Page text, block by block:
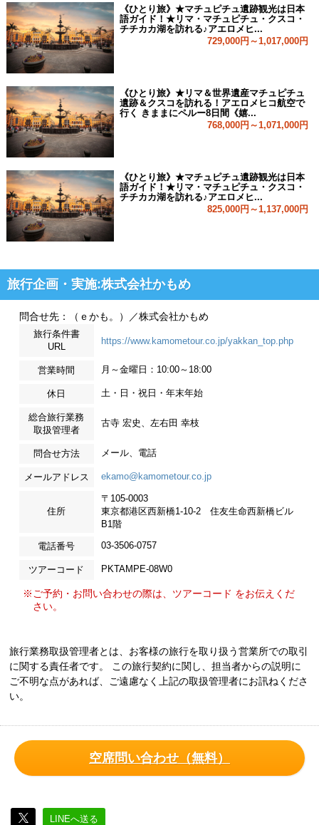
《ひとり旅》★マチュピチュ遺跡観光は日本
語ガイド！★リマ・マチュピチュ・クスコ・
チチカカ湖を訪れる♪アエロメヒ...
729,000円～1,017,000円
《ひとり旅》★リマ＆世界遺産マチュピチュ
遺跡＆クスコを訪れる！アエロメヒコ航空で
行く きままにペルー8日間《嬉...
768,000円～1,071,000円
《ひとり旅》★マチュピチュ遺跡観光は日本
語ガイド！★リマ・マチュピチュ・クスコ・
チチカカ湖を訪れる♪アエロメヒ...
825,000円～1,137,000円
旅行企画・実施:株式会社かもめ
問合せ先：（ｅかも。）／株式会社かもめ
旅行条件書
URL
https://www.kamometour.co.jp/yakkan_top.php
営業時間 月～金曜日：10:00～18:00
休日 土・日・祝日・年末年始
総合旅行業務
取扱管理者
古寺 宏史、左右田 幸枝
問合せ方法 メール、電話
メールアドレス ekamo@kamometour.co.jp
住所
〒105-0003
東京都港区西新橋1-10-2 住友生命西新橋ビル
B1階
電話番号 03-3506-0757
ツアーコード PKTAMPE-08W0
※ご予約・お問い合わせの際は、ツアーコード をお伝えくだ
さい。
旅行業務取扱管理者とは、お客様の旅行を取り扱う営業所での取引
に関する責任者です。 この旅行契約に関し、担当者からの説明に
ご不明な点があれば、ご遠慮なく上記の取扱管理者にお訊ねくださ
い。
空席問い合わせ（無料）
LINEへ送る